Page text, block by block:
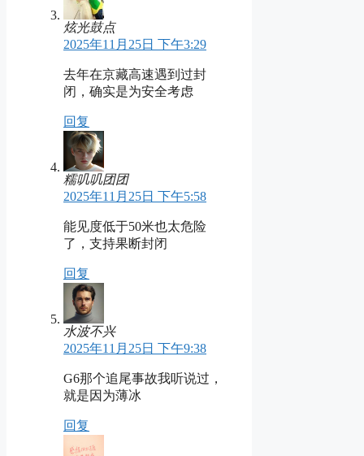
炫光鼓点
2025年11月25日 下午3:29
去年在京藏高速遇到过封
闭，确实是为安全考虑
回复
糯叽叽团团
2025年11月25日 下午5:58
能见度低于50米也太危险
了，支持果断封闭
回复
水波不兴
2025年11月25日 下午9:38
G6那个追尾事故我听说过，
就是因为薄冰
回复